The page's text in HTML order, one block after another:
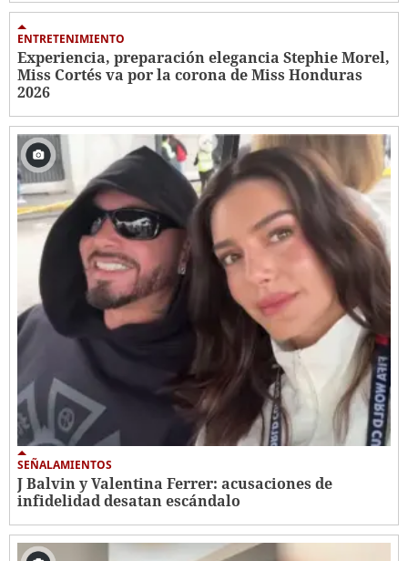
ENTRETENIMIENTO
Experiencia, preparación elegancia Stephie Morel,
Miss Cortés va por la corona de Miss Honduras
2026
SEÑALAMIENTOS
J Balvin y Valentina Ferrer: acusaciones de
infidelidad desatan escándalo